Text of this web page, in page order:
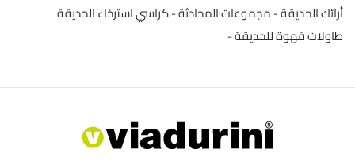
كراسي استرخاء الحديقة مجموعات المحادثة أرائك الحديقة
طاولات قهوة للحديقة